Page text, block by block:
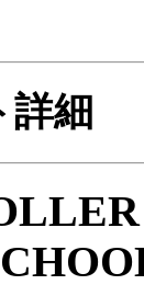
詳細